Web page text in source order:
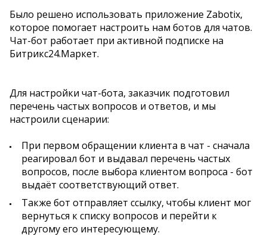
Было решено использовать приложение Zabotix,
которое помогает настроить нам ботов для чатов.
Чат-бот работает при активной подписке на
Битрикс24.Маркет.
Для настройки чат-бота, заказчик подготовил
перечень частых вопросов и ответов, и мы
настроили сценарии:
При первом обращении клиента в чат - сначала
реагировал бот и выдавал перечень частых
вопросов, после выбора клиентом вопроса - бот
выдаёт соответствующий ответ.
Также бот отправляет ссылку, чтобы клиент мог
вернуться к списку вопросов и перейти к
другому его интересующему.